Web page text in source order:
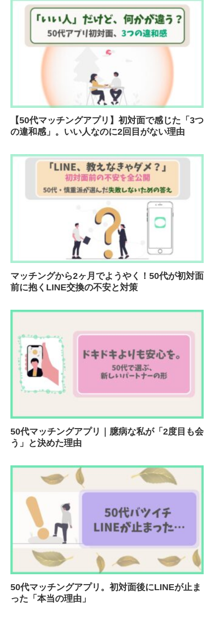
【50代マッチングアプリ】初対面で感じた「3つ
の違和感」。いい人なのに2回目がない理由
マッチングから2ヶ月でようやく！50代が初対面
前に抱くLINE交換の不安と対策
50代マッチングアプリ｜臆病な私が「2度目も会
う」と決めた理由
50代マッチングアプリ。初対面後にLINEが止ま
った「本当の理由」